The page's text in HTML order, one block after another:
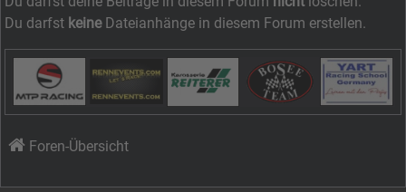
Du darfst keineDateianhänge in diesem Forum erstellen.
Foren-Übersicht